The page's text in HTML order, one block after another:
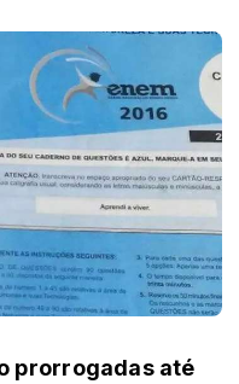
prorrogadas até